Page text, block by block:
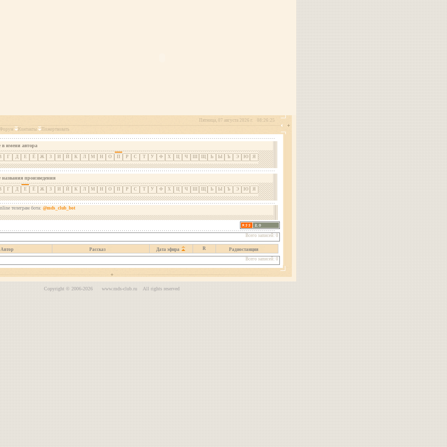
08:26:25
Пятница, 07 августа 2026 г.
Форум
Контакты Пожертвовать
в имени автора
Г Д Е Ё Ж З И Й К Л М Н О П Р С Т У Ф Х Ц Ч Ш Щ Ь Ы Ъ Э Ю Я
произведения
Г Д Е Ё Ж З И Й К Л М Н О П Р С Т У Ф Х Ц Ч Ш Щ Ь Ы Ъ Э Ю Я
телеграм бота: @mds_club_bot
Всего записей: 0
Автор Рассказ Дата эфира R
Радиостанция
Всего записей: 0
Copyright © 2006-2026 www.mds-club.ru All rights reserved